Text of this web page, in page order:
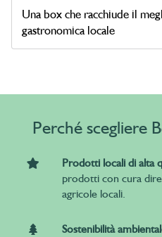
Una box che racchiude il
gastronomica locale
Perché scegliere
Prodotti locali di alta
prodotti con cura
agricole locali.
Sostenibilità